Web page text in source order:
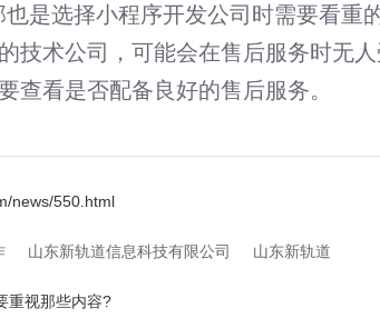
选择小程序开发公司时需要看重
技术公司，可能会在售后服务时无
查看是否配备良好的售后服务。
news/550.html
山东新轨道信息科技有限公司 山东新轨道
重视那些内容?